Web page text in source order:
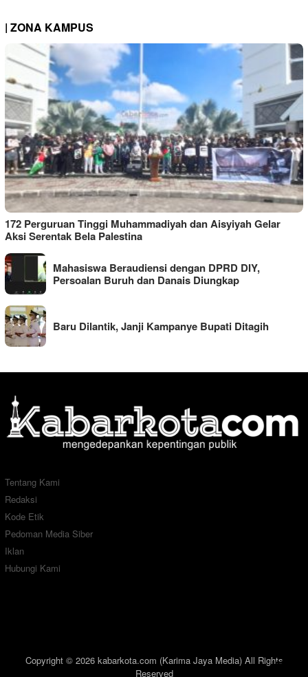
| ZONA KAMPUS
172 Perguruan Tinggi Muhammadiyah dan Aisyiyah Gelar
Aksi Serentak Bela Palestina
Mahasiswa Beraudiensi dengan DPRD DIY,
Persoalan Buruh dan Danais Diungkap
Baru Dilantik, Janji Kampanye Bupati Ditagih
Tentang Kami
Redaksi
Kode Etik
Pedoman Media Siber
Iklan
Hubungi Kami
Copyright © 2026 kabarkota.com (Karima Jaya Media) All Rights
Reserved